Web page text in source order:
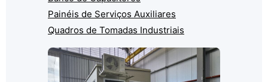
Painéis de Serviços Auxiliares
Quadros de Tomadas Industriais